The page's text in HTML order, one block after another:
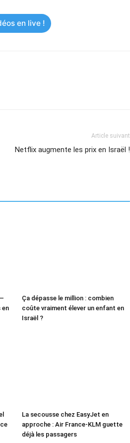
en live !
Article suivant
Netflix augmente les prix en Israël !
en
Ça dépasse le million : combien
coûte vraiment élever un enfant en
Israël ?
La secousse chez EasyJet en
approche : Air France-KLM guette
déjà les passagers